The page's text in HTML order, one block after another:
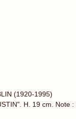
(1920-1995)
H. 19 cm.